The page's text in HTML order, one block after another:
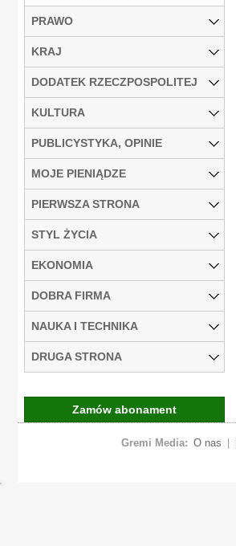
PRAWO
KRAJ
DODATEK RZECZPOSPOLITEJ
KULTURA
PUBLICYSTYKA, OPINIE
MOJE PIENIĄDZE
PIERWSZA STRONA
STYL ŻYCIA
EKONOMIA
DOBRA FIRMA
NAUKA I TECHNIKA
DRUGA STRONA
Zamów abonament
Gremi Media: O nas